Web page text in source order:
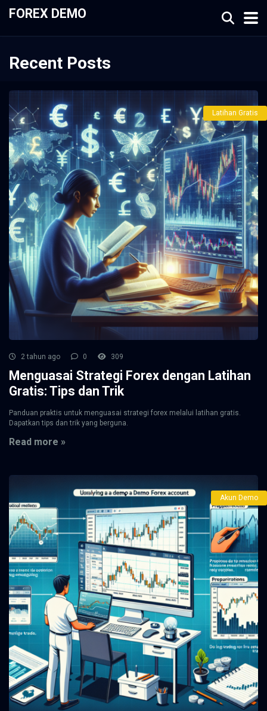
FOREX DEMO
Recent Posts
Latihan Gratis
2 tahun ago 0 309
Menguasai Strategi Forex dengan Latihan
Gratis: Tips dan Trik
Panduan praktis untuk menguasai strategi forex melalui latihan gratis.
Dapatkan tips dan trik yang berguna.
Read more »
Akun Demo